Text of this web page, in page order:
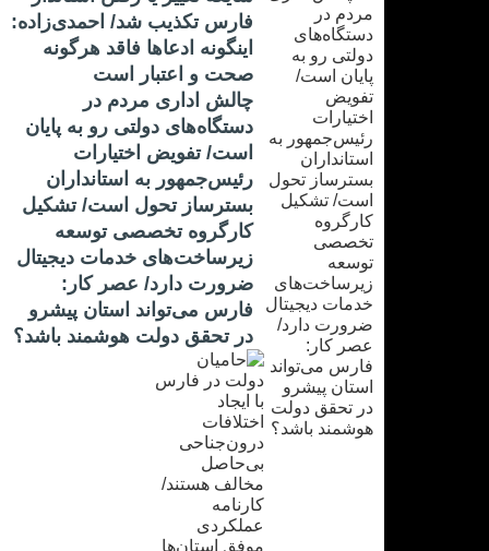
فارس تکذیب شد/ احمدی‌زاده:
اینگونه ادعاها فاقد هرگونه
صحت و اعتبار است
چالش اداری مردم در
دستگاه‌های دولتی رو به پایان
است/ تفویض اختیارات
رئیس‌جمهور به استانداران
بسترساز تحول است/ تشکیل
کارگروه تخصصی توسعه
زیرساخت‌های خدمات دیجیتال
ضرورت دارد/ عصر کار:
فارس می‌تواند استان پیشرو
در تحقق دولت هوشمند باشد؟